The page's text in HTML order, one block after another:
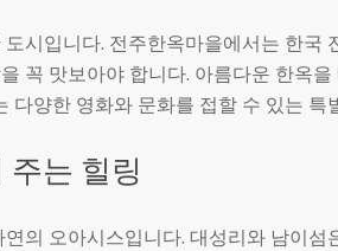
시입니다. 전주한옥마을에서는 한국
꼭 맛보아야 합니다. 아름다운 한옥
다양한 영화와 문화를 접할 수 있는 특
주는 힐링
의 오아시스입니다. 대성리와 남이